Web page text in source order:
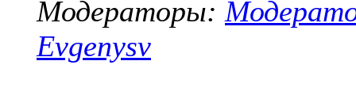
Модераторы:
Evgenysv